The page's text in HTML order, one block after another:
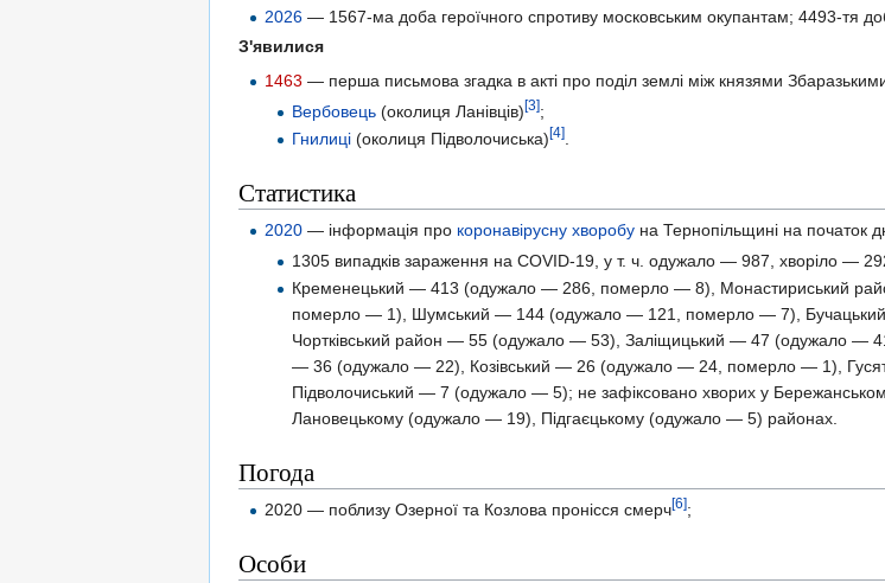
2026 — 1567-ма доба героїчного спротиву московським окупантам; 4493-тя
З'явилися
1463 — перша письмова згадка в акті про поділ землі між князями
Вербовець(околиця Ланівців)[3];
Гнилиці(околиця Підволочиська)[4].
Статистика
2020 — інформація про коронавірусну хворобу на Тернопільщині на початок
1305 випадків зараження на COVID-19, у т. ч. одужало — 987, хворіло —
Кременецький — 413 (одужало — 286, померло — 8), Монастириський
померло — 1), Шумський — 144 (одужало — 121, померло — 7),
Чортківський район — 55 (одужало — 53), Заліщицький — 47 (одужало —
— 36 (одужало — 22), Козівський — 26 (одужало — 24, померло — 1),
Підволочиський — 7 (одужало — 5); не зафіксовано хворих у
Лановецькому (одужало — 19), Підгаєцькому (одужало — 5) районах.
Погода
2020 — поблизу Озерної та Козлова пронісся смерч[6];
Особи